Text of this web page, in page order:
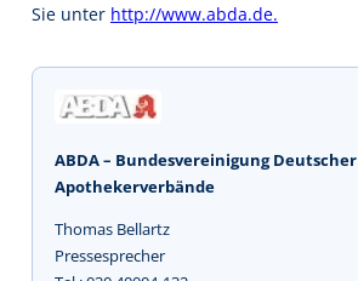
Sie unter http://www.abda.de.
ABDA – Bundesvereinigung Deutscher
Apothekerverbände
Thomas Bellartz
Pressesprecher